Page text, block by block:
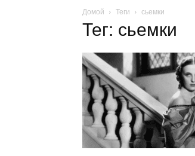
Домой Теги сьемки
Тег: сьемки